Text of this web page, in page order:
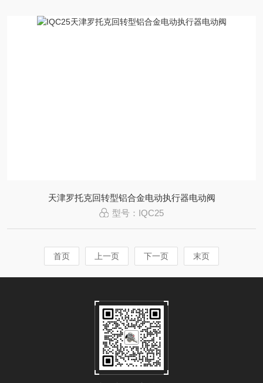
天津罗托克回转型铝合金电动执行器电动阀
型号：IQC25
首页 上一页 下一页 末页